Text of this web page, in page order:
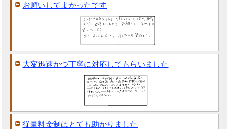
お願いしてよかったです
大変迅速かつ丁寧に対応してもらいました
従量料金制はとても助かりました